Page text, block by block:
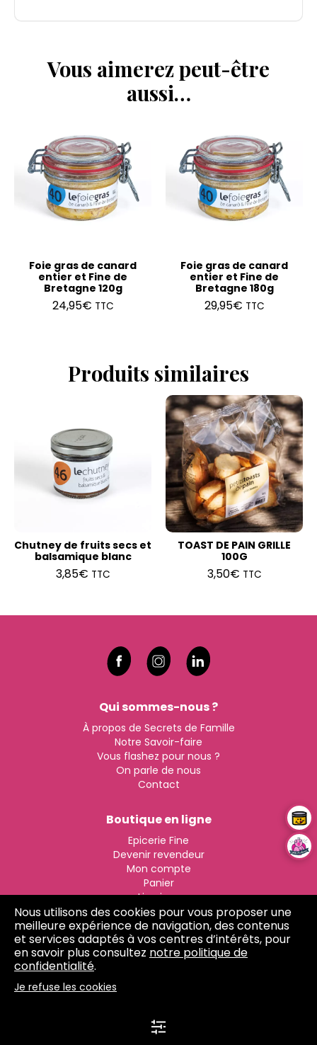
Vous aimerez peut-être
aussi…
Foie gras de canard
entier et Fine de
Bretagne 120g
24,95€ TTC
Foie gras de canard
entier et Fine de
Bretagne 180g
29,95€ TTC
Produits similaires
Chutney de fruits secs et
balsamique blanc
3,85€ TTC
TOAST DE PAIN GRILLE
100G
3,50€ TTC
Qui sommes-nous ?
À propos de Secrets de Famille
Notre Savoir-faire
Vous flashez pour nous ?
On parle de nous
Contact
Boutique en ligne
Epicerie Fine
Devenir revendeur
Mon compte
Panier
Livraison
Click & Collect
Ça bouge !
Conditions générales de vente
Nous utilisons des cookies pour vous proposer une
meilleure expérience de navigation, des contenus
et services adaptés à vos centres d’intérêts, pour
en savoir plus consultez notre politique de
confidentialité.
Je refuse les cookies